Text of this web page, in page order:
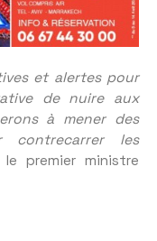
et alertes pour
de nuire aux
à mener des
contrecarrer les
premier ministre